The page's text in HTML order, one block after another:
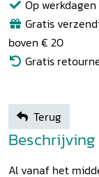
Op
Gratis
boven € 20
Gratis
Terug
Beschrijving
Al vanaf het